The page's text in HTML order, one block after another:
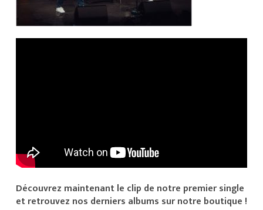
Découvrez maintenant le clip de notre premier single
et retrouvez nos derniers albums sur notre boutique !